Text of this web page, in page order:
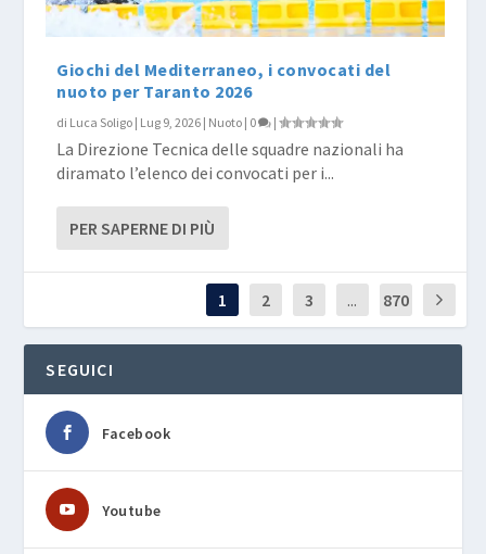
Giochi del Mediterraneo, i convocati del
nuoto per Taranto 2026
di Luca Soligo | Lug 9, 2026 | Nuoto | 0 |
La Direzione Tecnica delle squadre nazionali ha
diramato l’elenco dei convocati per i...
PER SAPERNE DI PIÙ
1 2 3 ... 870
SEGUICI
Facebook
Youtube